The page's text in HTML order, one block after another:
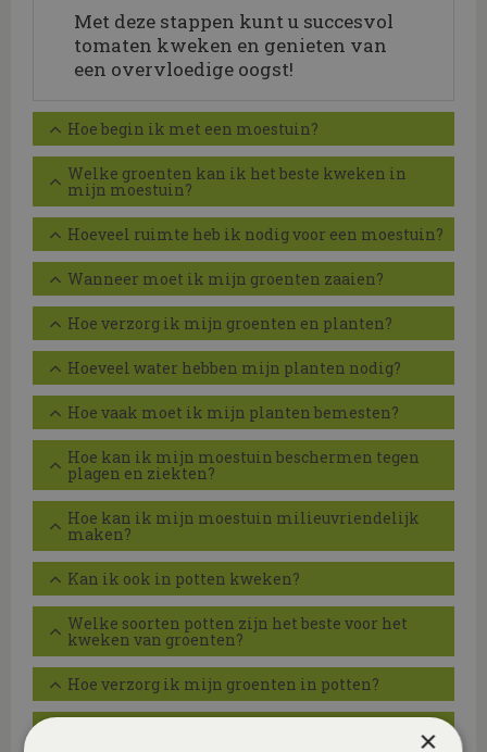
Met deze stappen kunt u succesvol
tomaten kweken en genieten van
een overvloedige oogst!
Hoe begin ik met een moestuin?
Welke groenten kan ik het beste kweken in
mijn moestuin?
Hoeveel ruimte heb ik nodig voor een moestuin?
Wanneer moet ik mijn groenten zaaien?
Hoe verzorg ik mijn groenten en planten?
Hoeveel water hebben mijn planten nodig?
Hoe vaak moet ik mijn planten bemesten?
Hoe kan ik mijn moestuin beschermen tegen
plagen en ziekten?
Hoe kan ik mijn moestuin milieuvriendelijk
maken?
Kan ik ook in potten kweken?
Welke soorten potten zijn het beste voor het
kweken van groenten?
Hoe verzorg ik mijn groenten in potten?
×